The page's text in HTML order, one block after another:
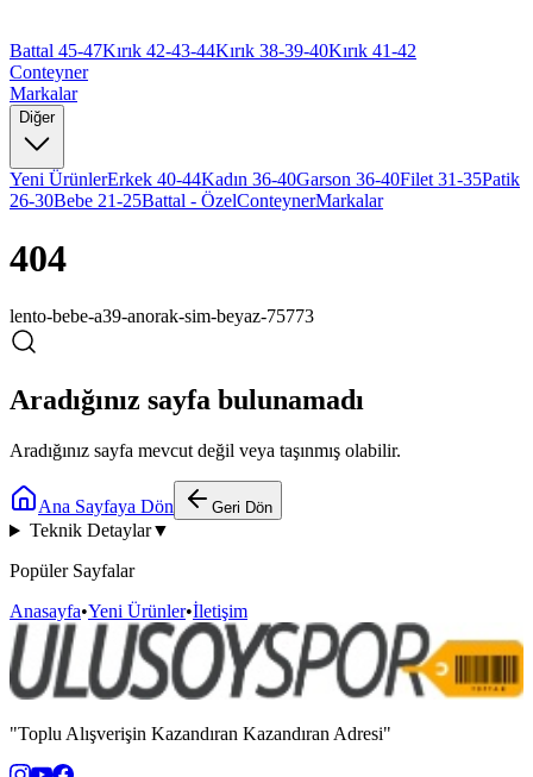
Battal 45-47Kırık 42-43-44Kırık 38-39-40Kırık 41-42
Conteyner
Markalar
Diğer
Yeni ÜrünlerErkek 40-44Kadın 36-40Garson 36-40Filet 31-35Patik
26-30Bebe 21-25Battal - ÖzelConteynerMarkalar
404
lento-bebe-a39-anorak-sim-beyaz-75773
Aradığınız sayfa bulunamadı
Aradığınız sayfa mevcut değil veya taşınmış olabilir.
Ana Sayfaya Dön Geri Dön
Teknik Detaylar▼
Popüler Sayfalar
Anasayfa•Yeni Ürünler•İletişim
"Toplu Alışverişin Kazandıran Kazandıran Adresi"